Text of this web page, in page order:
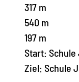
317 m
540 m
197 m
Start: Schule
Ziel: Schule